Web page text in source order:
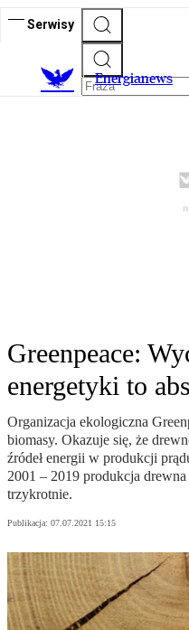
Serwisy
Energianews
Greenpeace:
energetyki to
Organizacja ekologiczna
biomasy. Okazuje się, że
źródeł energii w produkcji
2001 – 2019 produkcja drewna
trzykrotnie.
Publikacja: 07.07.2021 15:15